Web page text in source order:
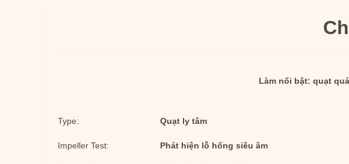
Làm nổi bật: quạt
Type: Quạt ly tâm
Impeller Test: Phát hiện lỗ hổng siêu âm